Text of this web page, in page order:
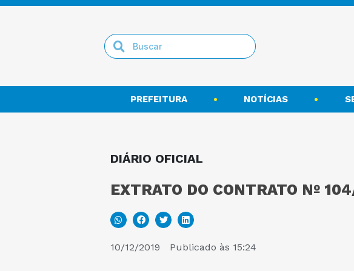
PREFEITURA NOTÍCIAS
DIÁRIO OFICIAL
EXTRATO DO CONTRATO Nº
10/12/2019 Publicado às 15:24